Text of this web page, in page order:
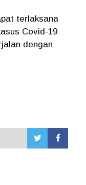
terlaksana
Covid-19
dengan